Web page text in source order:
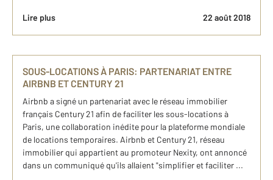
Lire plus 22 août 2018
SOUS-LOCATIONS À PARIS: PARTENARIAT ENTRE
AIRBNB ET CENTURY 21
Airbnb a signé un partenariat avec le réseau immobilier
français Century 21 afin de faciliter les sous-locations à
Paris, une collaboration inédite pour la plateforme mondiale
de locations temporaires. Airbnb et Century 21, réseau
immobilier qui appartient au promoteur Nexity, ont annoncé
dans un communiqué qu'ils allaient "simplifier et faciliter ...